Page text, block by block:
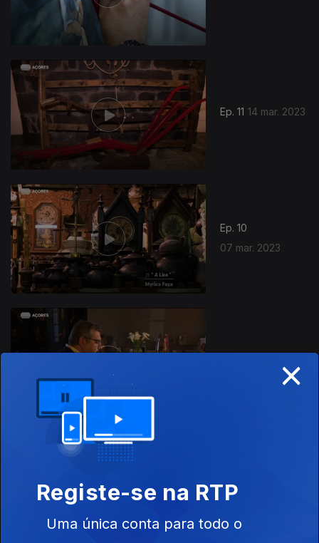
Ep. 11 14 mar. 2023
Ep. 10
07 mar. 2023
Ep. 8
×
Registe-se na RTP
Uma única conta para todo o